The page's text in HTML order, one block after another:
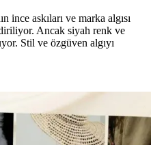
ince askıları ve marka algısı
Ancak siyah renk ve
Stil ve özgüven algıyı